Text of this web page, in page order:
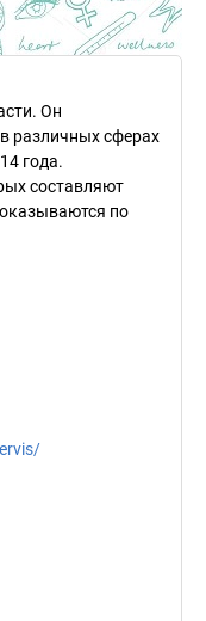
Он
различных сферах
года.
составляют
по